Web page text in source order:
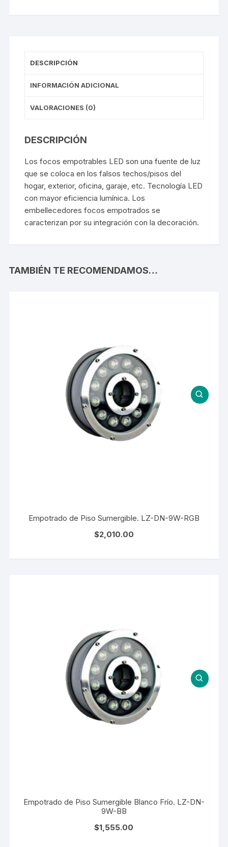
DESCRIPCIÓN
INFORMACIÓN ADICIONAL
VALORACIONES (0)
DESCRIPCIÓN
Los focos empotrables LED son una fuente de luz
que se coloca en los falsos techos/pisos del
hogar, exterior, oficina, garaje, etc. Tecnología LED
con mayor eficiencia lumínica. Los
embellecedores focos empotrados se
caracterizan por su integración con la decoración.
TAMBIÉN TE RECOMENDAMOS…
Empotrado de Piso Sumergible. LZ-DN-9W-RGB
$2,010.00
Empotrado de Piso Sumergible Blanco Frío. LZ-DN-
9W-BB
$1,555.00